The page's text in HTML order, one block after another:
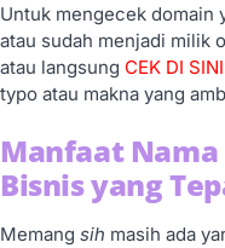
Untuk mengecek domain
atau sudah menjadi milik
atau langsung CEK DI SINI
typo atau makna yang
Manfaat
Bisnis yang
Memang sih masih ada